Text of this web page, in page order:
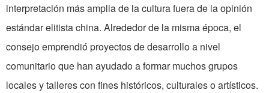
interpretación más amplia de la cultura fuera de la opinión
estándar elitista china. Alrededor de la misma época, el
consejo emprendió proyectos de desarrollo a nivel
comunitario que han ayudado a formar muchos grupos
locales y talleres con fines históricos, culturales o artísticos.